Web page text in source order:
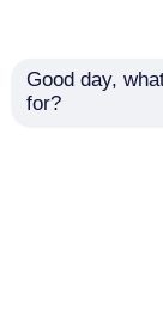
Good day,
for?